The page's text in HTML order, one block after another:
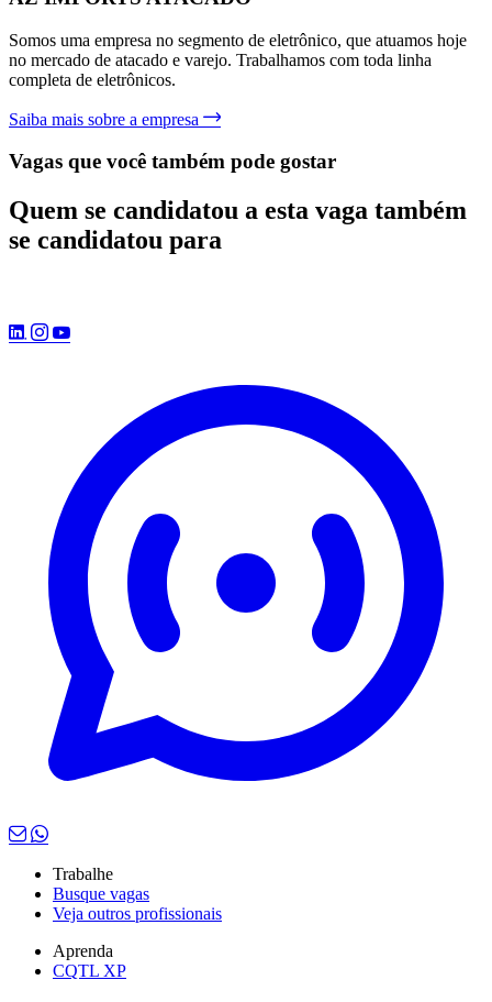
Somos uma empresa no segmento de eletrônico, que atuamos hoje
no mercado de atacado e varejo. Trabalhamos com toda linha
completa de eletrônicos.
Saiba mais sobre a empresa
Vagas que você também pode gostar
Quem se candidatou a esta vaga também
se candidatou para
Trabalhe
Busque vagas
Veja outros profissionais
Aprenda
CQTL XP